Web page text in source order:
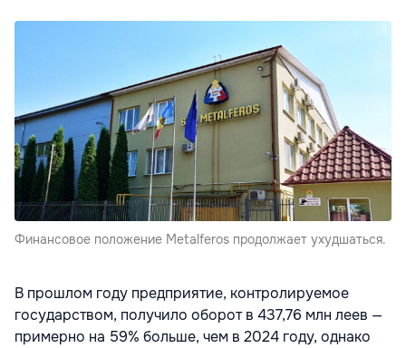
Финансовое положение Metalferos продолжает ухудшаться.
В прошлом году предприятие, контролируемое
государством, получило оборот в 437,76 млн леев —
примерно на 59% больше, чем в 2024 году, однако